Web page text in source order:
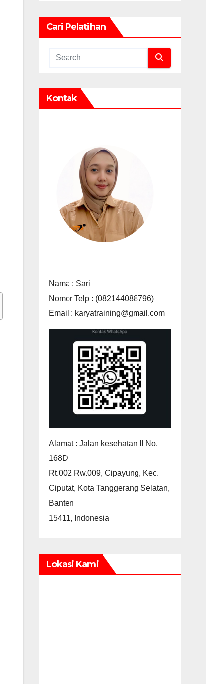
Cari Pelatihan
Kontak
Nama : Sari
Nomor Telp : (082144088796)
Email : karyatraining@gmail.com
Alamat : Jalan kesehatan II No.
168D,
Rt.002 Rw.009, Cipayung, Kec.
Ciputat, Kota Tanggerang Selatan,
Banten
15411, Indonesia
Lokasi Kami